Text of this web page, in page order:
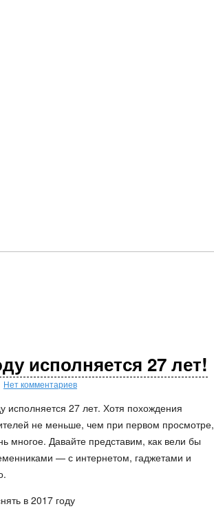
исполняется 27 лет!
Нет комментариев
27 лет. Хотя похождения
не меньше, чем при первом просмотре,
многое. Давайте представим, как вели бы
— с интернетом, гаджетами и